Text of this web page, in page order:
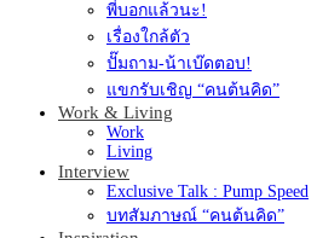
พี่บอกแล้วนะ!
เรื่องใกล้ตัว
ปั๊มถาม-น้าเบ๊ดตอบ!
แขกรับเชิญ “คนต้นคิด”
Work & Living
Work
Living
Interview
Exclusive Talk : Pump Speed
บทสัมภาษณ์ “คนต้นคิด”